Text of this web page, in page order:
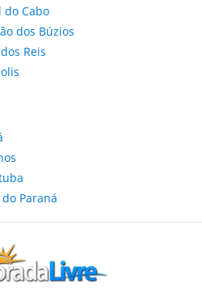
do Cabo
dos Búzios
Reis
Paraná